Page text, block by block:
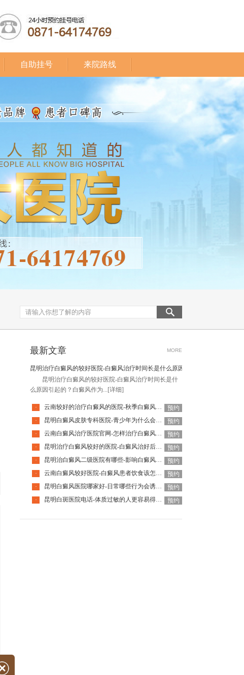
自助挂号 来院路线
最新文章 MORE
昆明治疗白癜风的较好医院-白癜风治疗时间长是什么原因引起的
昆明治疗白癜风的较好医院-白癜风治疗时间长是什
么原因引起的？白癜风作为... [详细]
· 云南较好的治疗白癜风的医院-秋季白癜风该怎么护理
预约
·
昆明白癜风皮肤专科医院-青少年为什么会得白癜风呢
预约
·
云南白癜风治疗医院官网-怎样治疗白癜风才有效
预约
·
昆明治疗白癜风较好的医院-白癜风治好后还会复发吗
预约
·
昆明治白癜风二级医院有哪些-影响白癜风恢复的因素有哪些
预约
·
云南白癜风较好医院-白癜风患者饮食该怎么调整
预约
·
昆明白癜风医院哪家好-日常哪些行为会诱发白癜风呢
预约
·
昆明白斑医院电话-体质过敏的人更容易得白癜风吗 预约